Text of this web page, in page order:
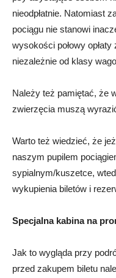
nieodpłatnie. Natomiast
pociągu nie stanowi
wysokości połowy
niezależnie od klasy
Należy też pamiętać, że
zwierzęcia muszą
Warto też wiedzieć, że
naszym pupilem
sypialnym/kuszetce,
wykupienia biletów i
Specjalna kabina na
Jak to wygląda przy
przed zakupem biletu